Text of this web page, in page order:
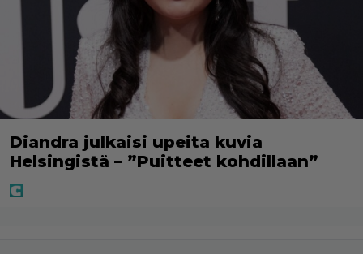
Diandra julkaisi upeita kuvia
Helsingistä – ”Puitteet kohdillaan”